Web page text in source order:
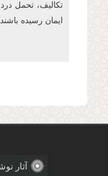
تکاليف، تحمل
ايمان رسيده
آثار